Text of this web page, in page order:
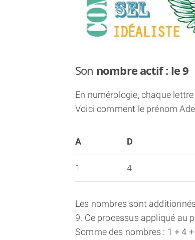
Son nombre actif : le 9
En numérologie, chaque
Voici comment le prénom
A D
1 4
Les nombres sont
9. Ce processus appliqué au
Somme des nombres : 1 + 4